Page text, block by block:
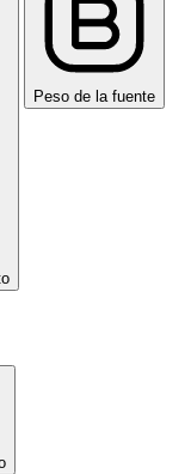
Peso de la fuente